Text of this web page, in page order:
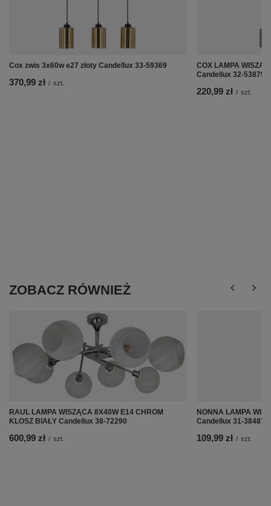
Cox zwis 3x60w e27 złoty Candellux 33-59369
370,99 zł / szt.
COX LAMPA
Candellux 32-53879
220,99 zł / szt.
ZOBACZ RÓWNIEŻ
RAUL LAMPA WISZĄCA 8X40W E14 CHROM
KLOSZ BIAŁY Candellux 38-72290
600,99 zł / szt.
NONNA LAMPA
Candellux 31-38487
109,99 zł / szt.